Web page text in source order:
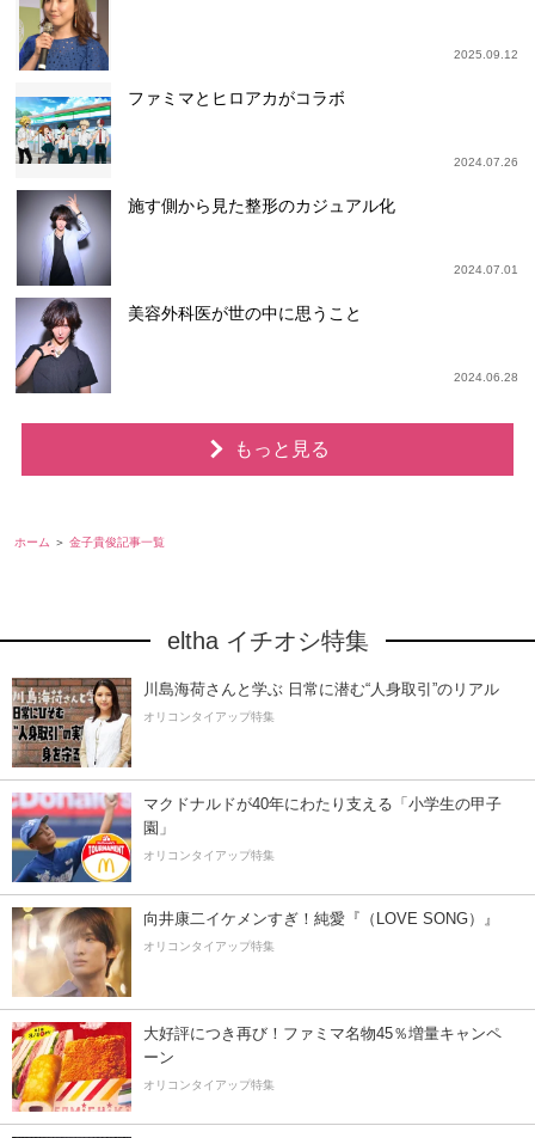
2025.09.12
ファミマとヒロアカがコラボ
2024.07.26
施す側から見た整形のカジュアル化
2024.07.01
美容外科医が世の中に思うこと
2024.06.28
もっと見る
ホーム 金子貴俊記事一覧
eltha イチオシ特集
川島海荷さんと学ぶ 日常に潜む“人身取引”のリアル
オリコンタイアップ特集
マクドナルドが40年にわたり支える「小学生の甲子
園」
オリコンタイアップ特集
向井康二イケメンすぎ！純愛『（LOVE SONG）』
オリコンタイアップ特集
大好評につき再び！ファミマ名物45％増量キャンペ
ーン
オリコンタイアップ特集